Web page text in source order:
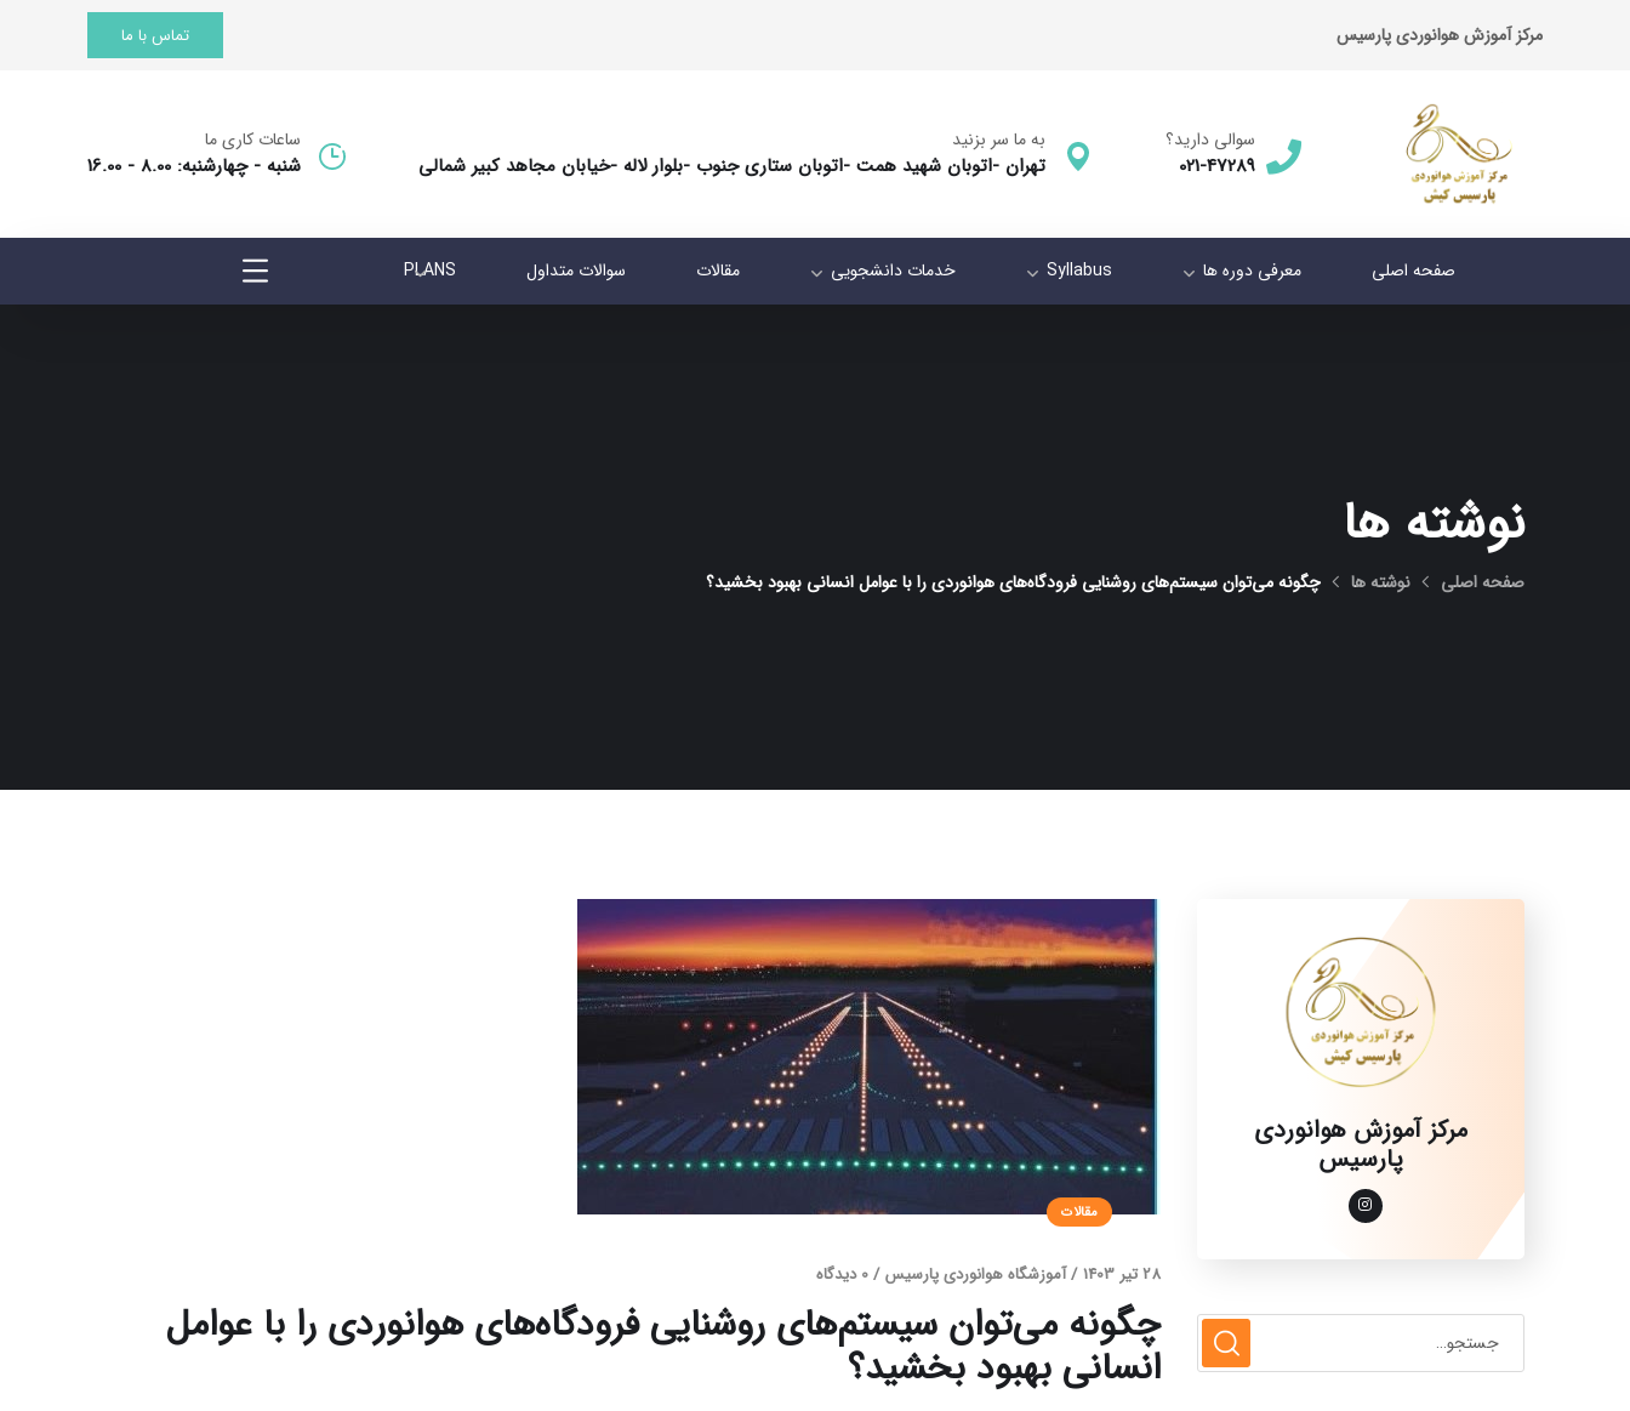
مرکز آموزش هوانوردی پارسیس تماس با ما
سوالی دارید؟
021-47289
به ما سر بزنید
تهران -اتوبان شهید همت -اتوبان ستاری جنوب -بلوار لاله -خیابان مجاهد کبیر شمالی
ساعات کاری ما
شنبه - چهارشنبه: 8.00 - 16.00
صفحه اصلی معرفی دوره ها Syllabus خدمات دانشجویی مقالات سوالات متداول PLANS
نوشته ها
صفحه اصلی نوشته ها چگونه می‌توان سیستم‌های روشنایی فرودگاه‌های هوانوردی را با عوامل انسانی بهبود بخشید؟
مقالات
28 تیر 1403 /آموزشگاه هوانوردی پارسیس /0 دیدگاه
چگونه می‌توان سیستم‌های روشنایی فرودگاه‌های هوانوردی را با عوامل
انسانی بهبود بخشید؟
مرکز آموزش هوانوردی
پارسیس